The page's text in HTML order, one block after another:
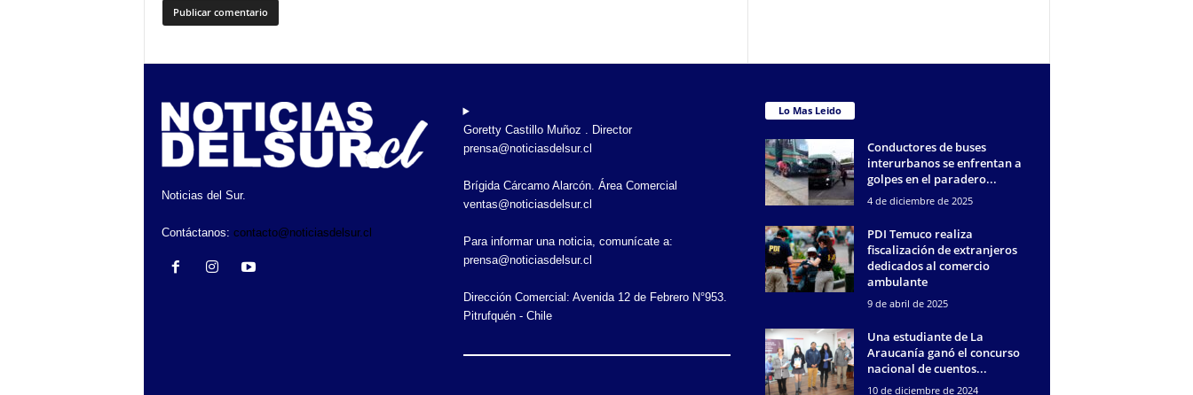
Noticias del Sur.
Contáctanos: contacto@noticiasdelsur.cl
Goretty Castillo Muñoz . Director
prensa@noticiasdelsur.cl
Brígida Cárcamo Alarcón. Área Comercial
ventas@noticiasdelsur.cl
Para informar una noticia, comunícate a:
prensa@noticiasdelsur.cl
Dirección Comercial: Avenida 12 de Febrero N°953.
Pitrufquén - Chile
Lo Mas Leido
Conductores de buses
interurbanos se enfrentan a
golpes en el paradero...
4 de diciembre de 2025
PDI Temuco realiza
fiscalización de extranjeros
dedicados al comercio
ambulante
9 de abril de 2025
Una estudiante de La
Araucanía ganó el concurso
nacional de cuentos...
10 de diciembre de 2024